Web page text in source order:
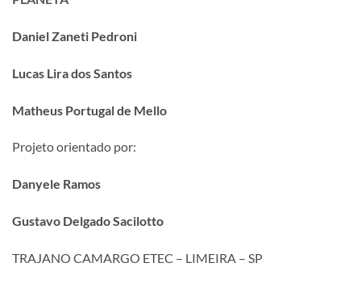
Daniel Zaneti Pedroni
Lucas Lira dos Santos
Matheus Portugal de Mello
Projeto orientado por:
Danyele Ramos
Gustavo Delgado Sacilotto
TRAJANO CAMARGO ETEC – LIMEIRA – SP